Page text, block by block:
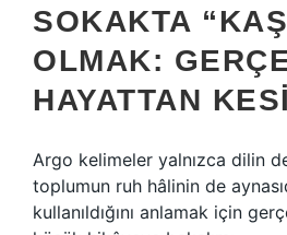
SOKAKTA
OLMAK:
HAYATTAN
Argo kelimeler yalnızca dilin
toplumun ruh hâlinin de
kullanıldığını anlamak için